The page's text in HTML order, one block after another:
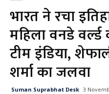
भारत ने रचा
महिला वनडे
टीम इंडिया,
शर्मा का जलवा
Suman Suprabhat Desk 3